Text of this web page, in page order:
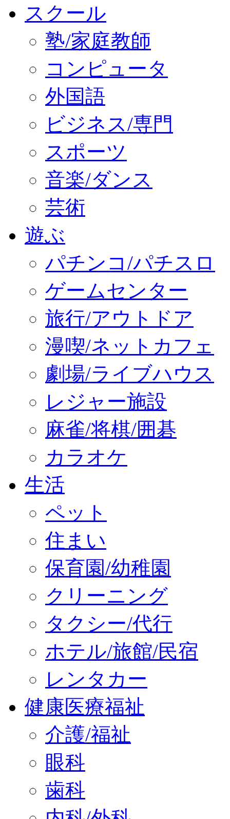
スクール
塾/家庭教師
コンピュータ
外国語
ビジネス/専門
スポーツ
音楽/ダンス
芸術
遊ぶ
パチンコ/パチスロ
ゲームセンター
旅行/アウトドア
漫喫/ネットカフェ
劇場/ライブハウス
レジャー施設
麻雀/将棋/囲碁
カラオケ
生活
ペット
住まい
保育園/幼稚園
クリーニング
タクシー/代行
ホテル/旅館/民宿
レンタカー
健康医療福祉
介護/福祉
眼科
歯科